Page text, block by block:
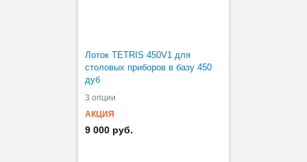
Лоток TETRIS 450V1 для
столовых приборов в базу 450
дуб
3 опции
АКЦИЯ
9 000 руб.